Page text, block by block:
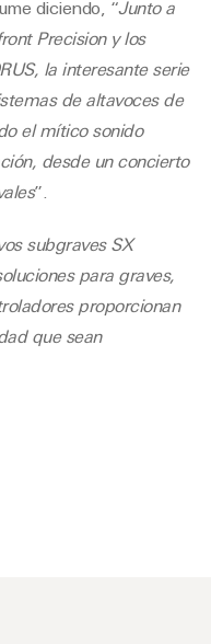
diciendo, “Junto a
Precision y los
la interesante serie
de altavoces de
el mítico sonido
desde un concierto
”.
subgraves SX
para graves,
proporcionan
que sean